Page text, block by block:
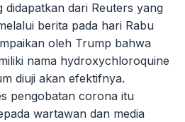
didapatkan dari Reuters yang
berita pada hari Rabu
oleh Trump bahwa
nama hydroxychloroquine
diuji akan efektifnya.
pengobatan corona itu
wartawan dan media